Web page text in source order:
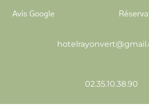
Avis Google
02.35.10.38.90